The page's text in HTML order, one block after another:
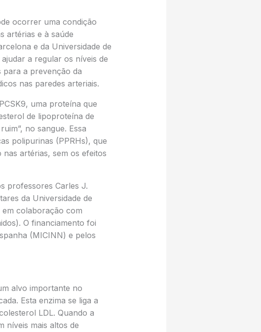
ocorrer uma condição
artérias e à saúde
e da Universidade de
a regular os níveis de
para a prevenção da
nas paredes arteriais.
uma proteína que
de lipoproteína de
no sangue. Essa
polipurinas (PPRHs), que
artérias, sem os efeitos
professores Carles J.
da Universidade de
colaboração com
O financiamento foi
(MICINN) e pelos
alvo importante no
Esta enzima se liga a
LDL. Quando a
níveis mais altos de